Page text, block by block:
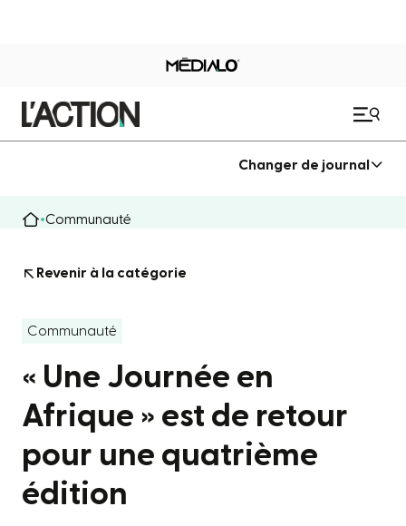
Changer de journal
Communauté
Revenir à la catégorie
Communauté
« Une Journée en
Afrique » est de retour
pour une quatrième
édition